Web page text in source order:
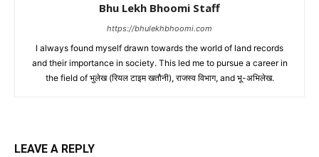
Bhu Lekh Bhoomi Staff
https://bhulekhbhoomi.com
I always found myself drawn towards the world of land records
and their importance in society. This led me to pursue a career in
the field of भुलेख (रियल टाइम खतौनी), राजस्व विभाग, and भू-अभिलेख.
LEAVE A REPLY